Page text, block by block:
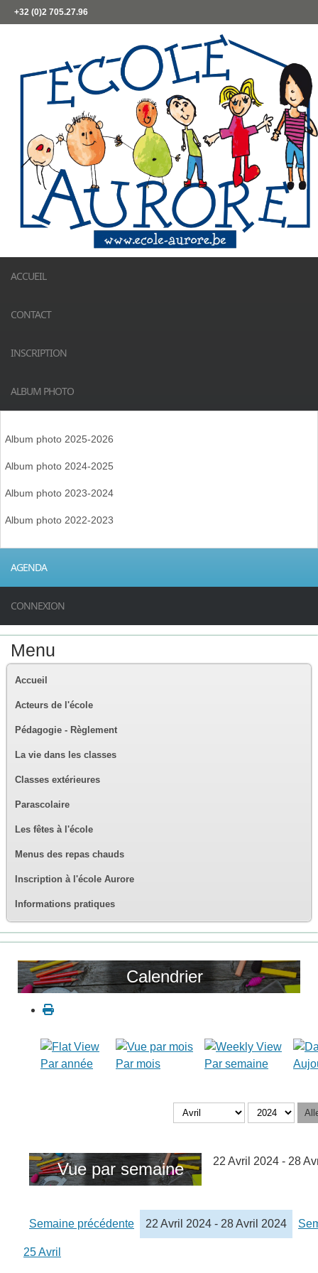
+32 (0)2 705.27.96
ACCUEIL
CONTACT
INSCRIPTION
ALBUM PHOTO
Album photo 2025-2026
Album photo 2024-2025
Album photo 2023-2024
Album photo 2022-2023
AGENDA
CONNEXION
Menu
Accueil
Acteurs de l'école
Pédagogie - Règlement
La vie dans les classes
Classes extérieures
Parascolaire
Les fêtes à l'école
Menus des repas chauds
Inscription à l'école Aurore
Informations pratiques
Calendrier
Par année Par mois Par semaine
Vue par semaine 22 Avril 2024 - 28
Semaine précédente 22 Avril 2024 - 28 Avril 2024
25 Avril